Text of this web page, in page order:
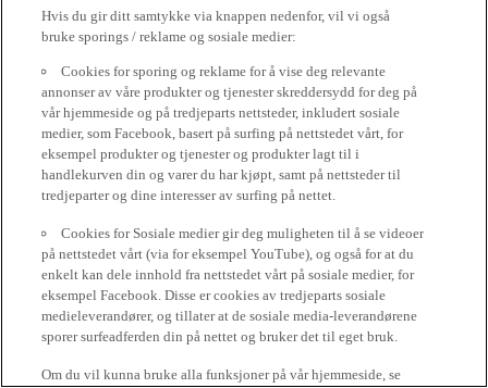
Hvis du gir ditt samtykke via knappen nedenfor, vil vi også
bruke sporings / reklame og sosiale medier:
Cookies for sporing og reklame for å vise deg relevante
annonser av våre produkter og tjenester skreddersydd for deg på
vår hjemmeside og på tredjeparts nettsteder, inkludert sosiale
medier, som Facebook, basert på surfing på nettstedet vårt, for
eksempel produkter og tjenester og produkter lagt til i
handlekurven din og varer du har kjøpt, samt på nettsteder til
tredjeparter og dine interesser av surfing på nettet.
Cookies for Sosiale medier gir deg muligheten til å se videoer
på nettstedet vårt (via for eksempel YouTube), og også for at du
enkelt kan dele innhold fra nettstedet vårt på sosiale medier, for
eksempel Facebook. Disse er cookies av tredjeparts sosiale
medieleverandører, og tillater at de sosiale media-leverandørene
sporer surfeadferden din på nettet og bruker det til eget bruk.
Om du vil kunna bruke alla funksjoner på vår hjemmeside, se